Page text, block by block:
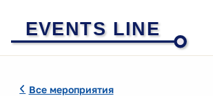
EVENTS LINE
Все мероприятия